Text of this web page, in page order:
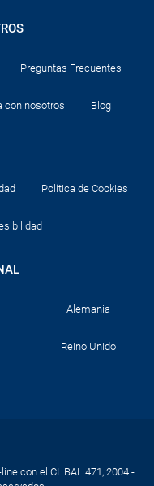
Preguntas Frecuentes
con nosotros Blog
Política de Cookies
Alemania
Reino Unido
con el CI. BAL 471, 2004 -